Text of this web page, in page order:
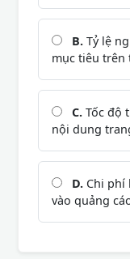
B. Tỷ lệ
mục tiêu
C. Tốc độ
nội dung
D. Chi
vào quảng